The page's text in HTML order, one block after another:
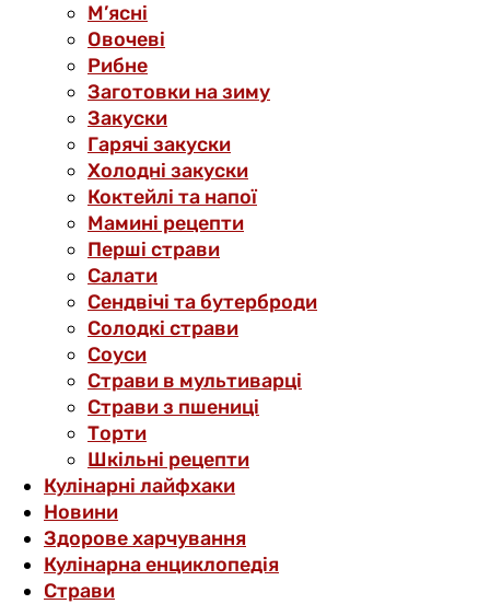
М’ясні
Овочеві
Рибне
Заготовки на зиму
Закуски
Гарячі закуски
Холодні закуски
Коктейлі та напої
Мамині рецепти
Перші страви
Салати
Сендвічі та бутерброди
Солодкі страви
Соуси
Страви в мультиварці
Страви з пшениці
Торти
Шкільні рецепти
Кулінарні лайфхаки
Новини
Здорове харчування
Кулінарна енциклопедія
Страви